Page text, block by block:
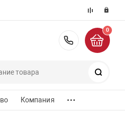
8 (800)
0
Компания ...